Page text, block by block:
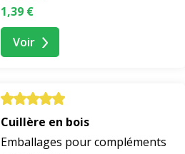
1,39 €
Voir
Cuillère en bois
Emballages pour compléments